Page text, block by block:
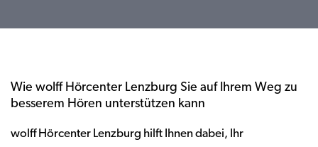
Wie wolff Hörcenter Lenzburg Sie auf Ihrem Weg zu
besserem Hören unterstützen kann
wolff Hörcenter Lenzburg hilft Ihnen dabei, Ihr